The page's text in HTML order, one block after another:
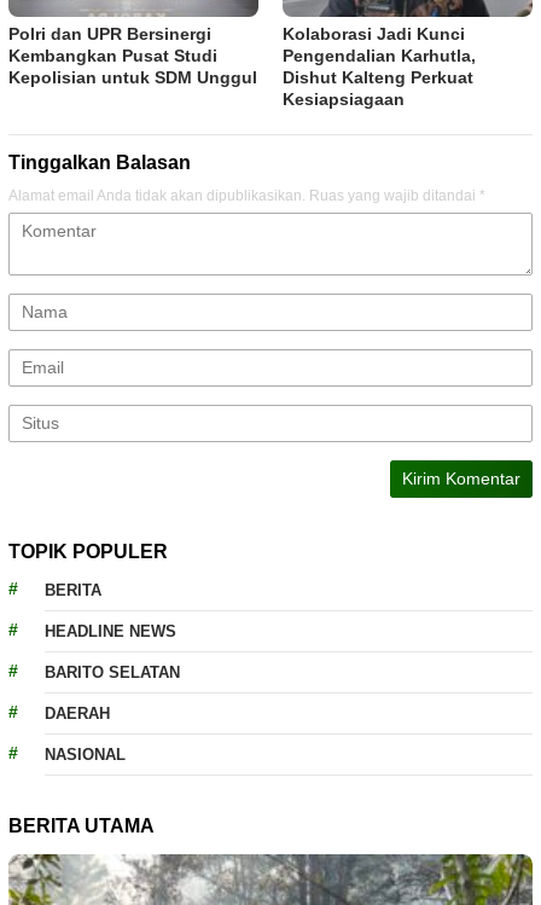
Polri dan UPR Bersinergi
Kembangkan Pusat Studi
Kepolisian untuk SDM Unggul
Kolaborasi Jadi Kunci
Pengendalian Karhutla,
Dishut Kalteng Perkuat
Kesiapsiagaan
Tinggalkan Balasan
Alamat email Anda tidak akan dipublikasikan. Ruas yang wajib ditandai *
TOPIK POPULER
BERITA
HEADLINE NEWS
BARITO SELATAN
DAERAH
NASIONAL
BERITA UTAMA